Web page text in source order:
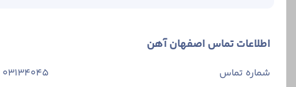
اطلاعات تماس اصفهان آهن
شماره تماس 03134045